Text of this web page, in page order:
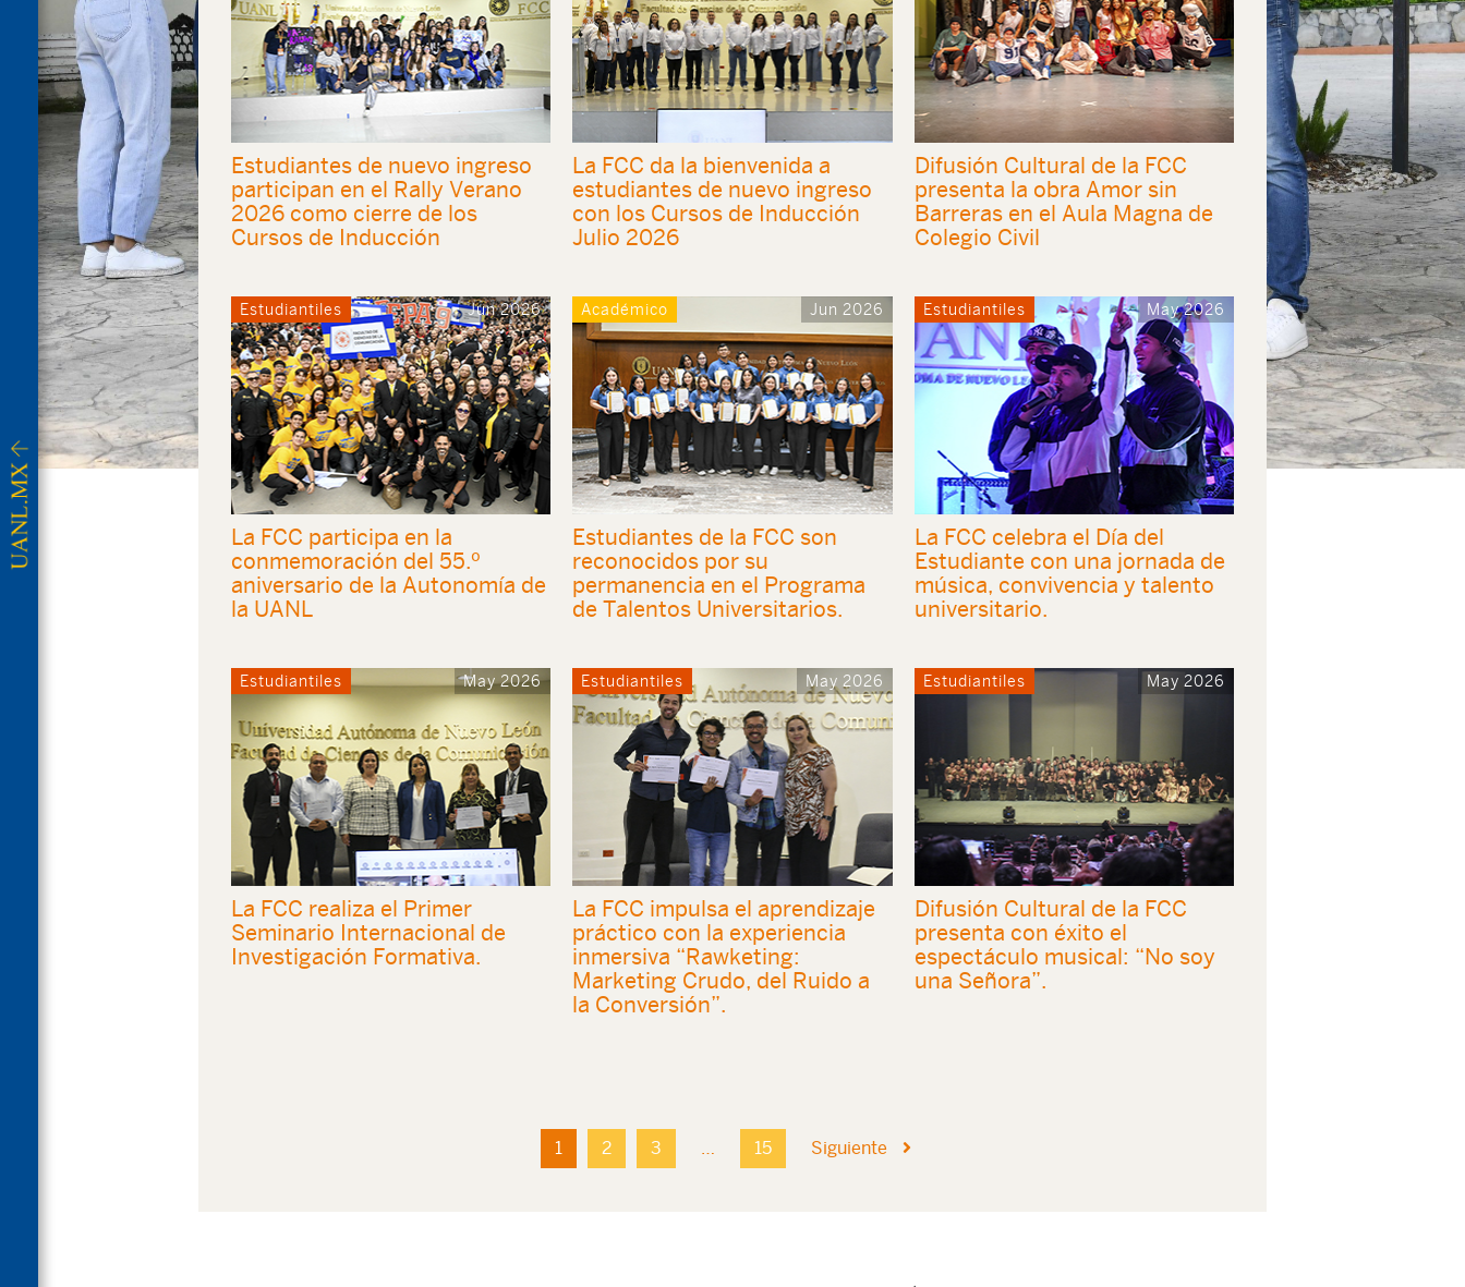
Estudiantes de nuevo ingreso
participan en el Rally Verano
2026 como cierre de los
Cursos de Inducción
La FCC da la bienvenida a
estudiantes de nuevo ingreso
con los Cursos de Inducción
Julio 2026
Difusión Cultural de la FCC
presenta la obra Amor sin
Barreras en el Aula Magna de
Colegio Civil
Estudiantiles Jun 2026
La FCC participa en la
conmemoración del 55.º
aniversario de la Autonomía de
la UANL
Académico Jun 2026
Estudiantes de la FCC son
reconocidos por su
permanencia en el Programa
de Talentos Universitarios.
Estudiantiles May 2026
La FCC celebra el Día del
Estudiante con una jornada de
música, convivencia y talento
universitario.
Estudiantiles May 2026
La FCC realiza el Primer
Seminario Internacional de
Investigación Formativa.
Estudiantiles May 2026
La FCC impulsa el aprendizaje
práctico con la experiencia
inmersiva “Rawketing:
Marketing Crudo, del Ruido a
la Conversión”.
Estudiantiles May 2026
Difusión Cultural de la FCC
presenta con éxito el
espectáculo musical: “No soy
una Señora”.
1 2 3 … 15 Siguiente